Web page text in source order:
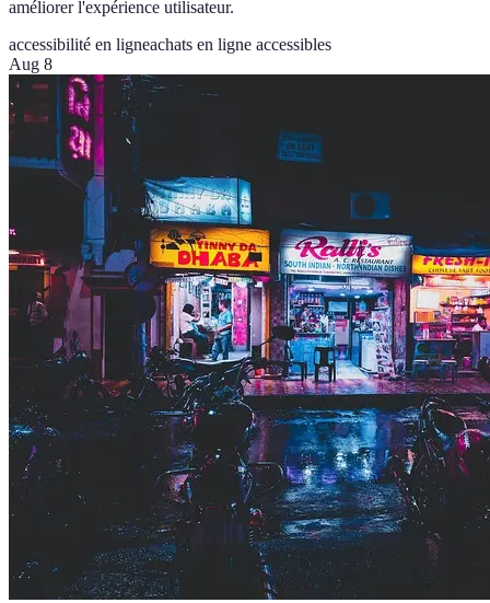
améliorer l'expérience utilisateur.
accessibilité en ligneachats en ligne accessibles
Aug 8